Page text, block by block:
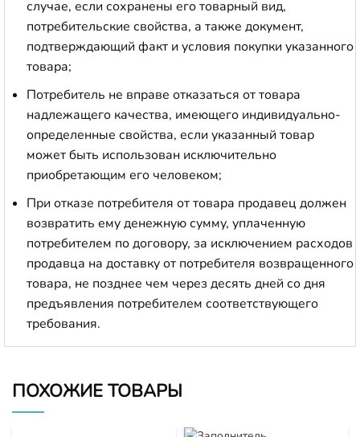
случае, если сохранены его товарный вид,
потребительские свойства, а также документ,
подтверждающий факт и условия покупки указанного
товара;
Потребитель не вправе отказаться от товара
надлежащего качества, имеющего индивидуально-
определенные свойства, если указанный товар
может быть использован исключительно
приобретающим его человеком;
При отказе потребителя от товара продавец должен
возвратить ему денежную сумму, уплаченную
потребителем по договору, за исключением расходов
продавца на доставку от потребителя возвращенного
товара, не позднее чем через десять дней со дня
предъявления потребителем соответствующего
требования.
ПОХОЖИЕ ТОВАРЫ